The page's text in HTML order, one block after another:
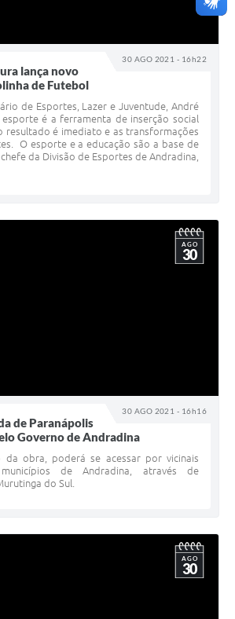
30 AGO 2021 - 16h22
lança novo
de Futebol
de Esportes, Lazer e Juventude, André
é a ferramenta de inserção social
resultado é imediato e as transformações
O esporte e a educação são a base de
da Divisão de Esportes de Andradina,
30 AGO 2021 - 16h16
AGO
30
de Paranápolis
Governo de Andradina
da obra, poderá se acessar por vicinais
de Andradina, através de
do Sul.
AGO
30